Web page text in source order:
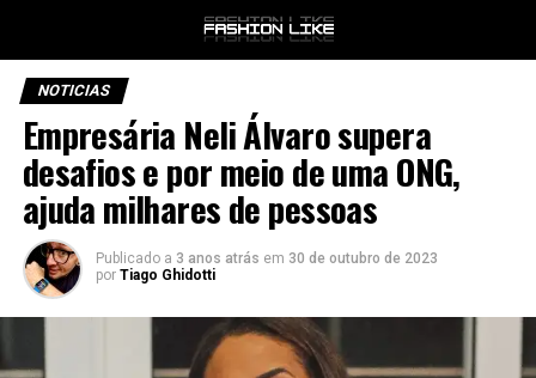
NOTICIAS
Empresária Neli Álvaro supera
desafios e por meio de uma ONG,
ajuda milhares de pessoas
Publicado a 3 anos atrás em 30 de outubro de 2023
por Tiago Ghidotti